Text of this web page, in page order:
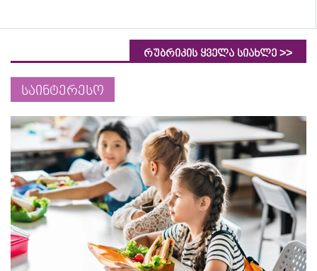
რუბრიკის ყველა სიახლე >>
საინტერესო